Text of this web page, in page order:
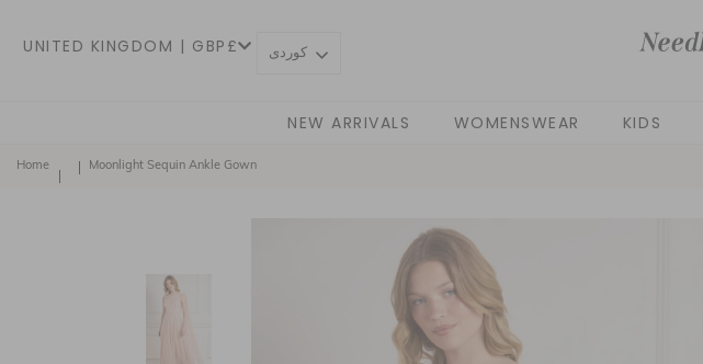
UNITED KINGDOM | GBP£ كوردی
NEW ARRIVALS WOMENSWEAR KIDS
Home Moonlight Sequin Ankle Gown